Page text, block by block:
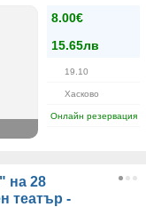
8.00€
15.65лв
19.10
Хасково
Онлайн резервация
на 28
театър -